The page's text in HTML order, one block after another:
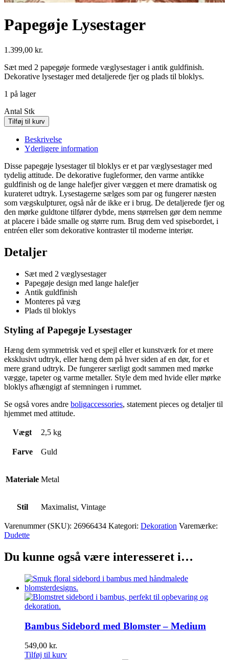
Papegøje Lysestager
1.399,00 kr.
Sæt med 2 papegøje formede væglysestager i antik guldfinish.
Dekorative lysestager med detaljerede fjer og plads til bloklys.
1 på lager
Antal Stk
Tilføj til kurv
Beskrivelse
Yderligere information
Disse papegøje lysestager til bloklys er et par væglysestager med
tydelig attitude. De dekorative fugleformer, den varme antikke
guldfinish og de lange halefjer giver væggen et mere dramatisk og
kurateret udtryk. Lysestagerne sælges som par og fungerer næsten
som vægskulpturer, også når de ikke er i brug. De detaljerede fjer og
den mørke guldtone tilfører dybde, mens størrelsen gør dem nemme
at placere i både smalle og større rum. Brug dem ved spisebordet, i
entréen eller som dekorative kontraster til moderne interiør.
Detaljer
Sæt med 2 væglysestager
Papegøje design med lange halefjer
Antik guldfinish
Monteres på væg
Plads til bloklys
Styling af Papegøje Lysestager
Hæng dem symmetrisk ved et spejl eller et kunstværk for et mere
eksklusivt udtryk, eller hæng dem på hver siden af en dør, for et
mere grand udtryk. De fungerer særligt godt sammen med mørke
vægge, tapeter og varme metaller. Style dem med hvide eller mørke
bloklys afhængigt af stemningen i rummet.
Se også vores andre boligaccessories, statement pieces og detaljer til
hjemmet med attitude.
Vægt 2,5 kg
Farve Guld
Materiale Metal
Stil Maximalist, Vintage
Varenummer (SKU): 26966434 Kategori: Dekoration Varemærke:
Dudette
Du kunne også være interesseret i…
Bambus Sidebord med Blomster – Medium
549,00 kr.
Tilføj til kurv